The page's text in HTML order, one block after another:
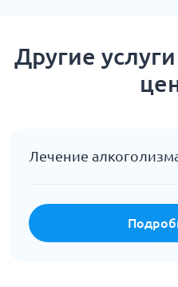
Другие
Лечение